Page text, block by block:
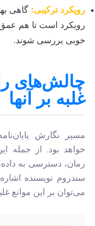
رویکرد ترکیبی: گاهی
رویکرد است تا هم
خوبی بررسی شوند.
چالش‌های
غلبه بر آنها
مسیر نگارش
خواهد بود. از جمله
زمان، دسترسی به
سندروم نویسنده
می‌توان بر این موانع